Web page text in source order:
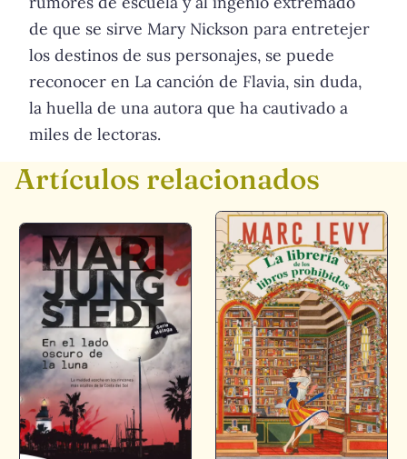
de que se sirve Mary Nickson para entretejer
los destinos de sus personajes, se puede
reconocer en La canción de Flavia, sin duda,
la huella de una autora que ha cautivado a
miles de lectoras.
Artículos relacionados